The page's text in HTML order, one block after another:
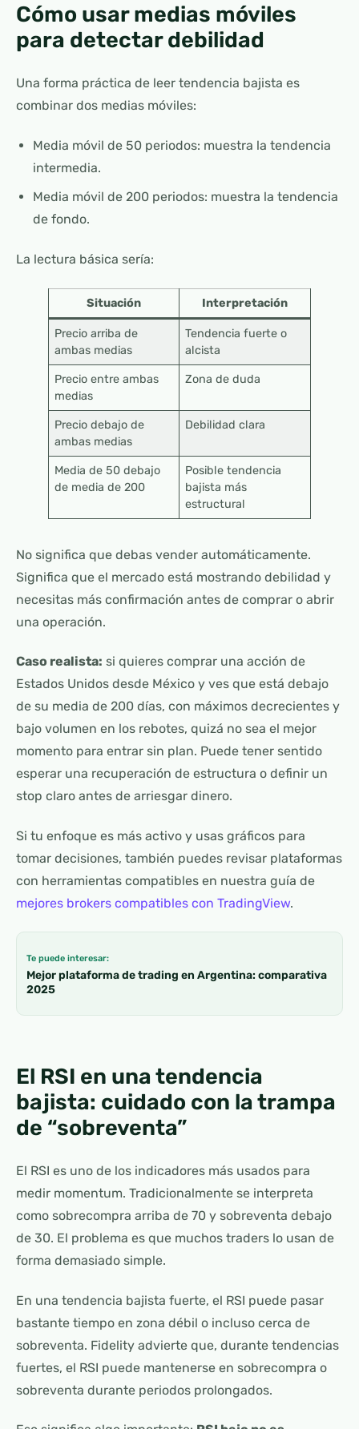
Cómo usar medias móviles
para detectar debilidad
Una forma práctica de leer tendencia bajista es
combinar dos medias móviles:
Media móvil de 50 periodos: muestra la tendencia
intermedia.
Media móvil de 200 periodos: muestra la tendencia
de fondo.
La lectura básica sería:
Situación Interpretación
Precio arriba de
ambas medias
Tendencia fuerte o
alcista
Precio entre ambas
medias
Zona de duda
Precio debajo de
ambas medias
Debilidad clara
Media de 50 debajo
de media de 200
Posible tendencia
bajista más
estructural
No significa que debas vender automáticamente.
Significa que el mercado está mostrando debilidad y
necesitas más confirmación antes de comprar o abrir
una operación.
Caso realista: si quieres comprar una acción de
Estados Unidos desde México y ves que está debajo
de su media de 200 días, con máximos decrecientes y
bajo volumen en los rebotes, quizá no sea el mejor
momento para entrar sin plan. Puede tener sentido
esperar una recuperación de estructura o definir un
stop claro antes de arriesgar dinero.
Si tu enfoque es más activo y usas gráficos para
tomar decisiones, también puedes revisar plataformas
con herramientas compatibles en nuestra guía de
mejores brokers compatibles con TradingView.
Te puede interesar:
Mejor plataforma de trading en Argentina: comparativa
2025
El RSI en una tendencia
bajista: cuidado con la trampa
de “sobreventa”
El RSI es uno de los indicadores más usados para
medir momentum. Tradicionalmente se interpreta
como sobrecompra arriba de 70 y sobreventa debajo
de 30. El problema es que muchos traders lo usan de
forma demasiado simple.
En una tendencia bajista fuerte, el RSI puede pasar
bastante tiempo en zona débil o incluso cerca de
sobreventa. Fidelity advierte que, durante tendencias
fuertes, el RSI puede mantenerse en sobrecompra o
sobreventa durante periodos prolongados.